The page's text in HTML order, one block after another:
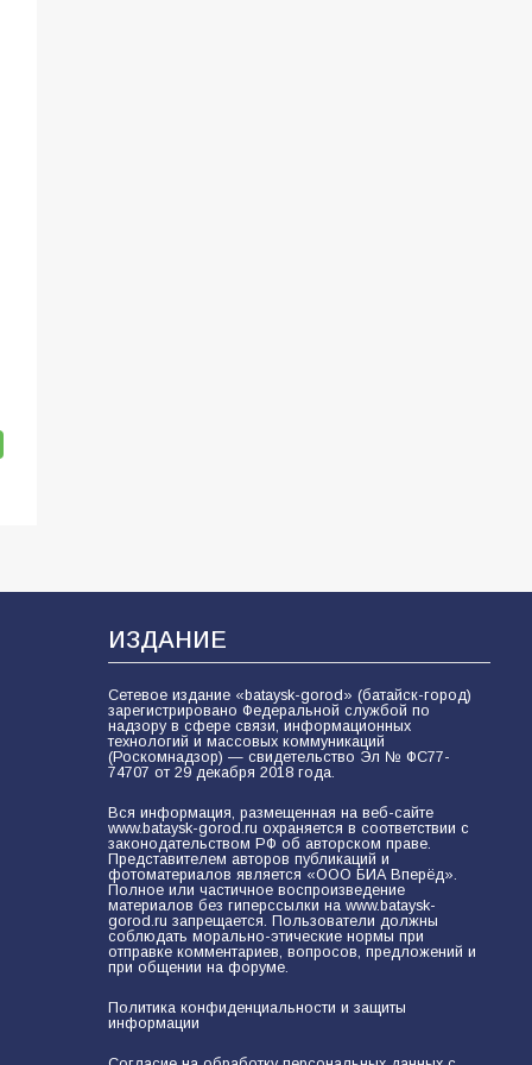
ИЗДАНИЕ
Сетевое издание «bataysk-gorod» (батайск-город)
зарегистрировано Федеральной службой по
надзору в сфере связи, информационных
технологий и массовых коммуникаций
(Роскомнадзор) — свидетельство Эл № ФС77-
74707 от 29 декабря 2018 года.
Вся информация, размещенная на веб-сайте
www.bataysk-gorod.ru охраняется в соответствии с
законодательством РФ об авторском праве.
Представителем авторов публикаций и
фотоматериалов является «ООО БИА Вперёд».
Полное или частичное воспроизведение
материалов без гиперссылки на www.bataysk-
gorod.ru запрещается. Пользователи должны
соблюдать морально-этические нормы при
отправке комментариев, вопросов, предложений и
при общении на форуме.
Политика конфиденциальности и защиты
информации